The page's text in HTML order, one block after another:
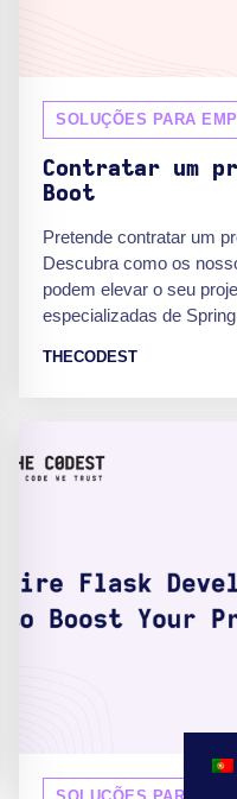
SOLUÇÕES PARA
Contratar um
Boot
Pretende contratar um
Descubra como os
podem elevar o seu
especializadas de
THECODEST